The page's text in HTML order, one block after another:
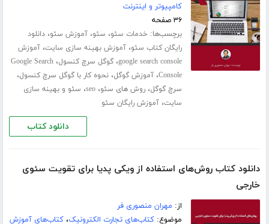
کامپیوتر و اینترنت
۳۶ صفحه
برچسب‌ها: خدمات سئو، سئو،آموزش سئو،دانلود
رایگان کتاب سئو،آموزش بهینه سازی سایت،آموزش
google search console،گوگل سرچ کنسول،Google Search
Console،آموزش گوگل،نحوه کار با گوگل سرچ کنسول،
سرچ گوگل،روش های سئو،seo، سئو و بهینه سازی
سایت،آموزش رایگان سئو
دانلود کتاب
دانلود کتاب روش‌های استفاده از ویکی پدیا برای تقویت سئوی
خارجی
از: مهران منصوری فر
موضوع:کتاب‌های تجارت الکترونیک،کتاب‌های آموزش